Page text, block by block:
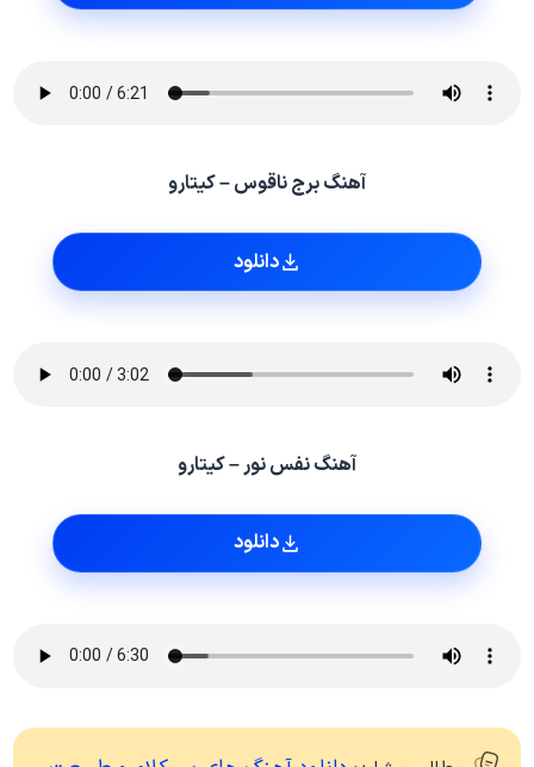
آهنگ برج ناقوس – کیتارو
دانلود
آهنگ نفس نور – کیتارو
دانلود